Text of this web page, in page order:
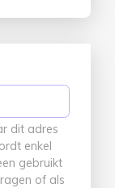
dit adres
enkel
gebruikt
of als